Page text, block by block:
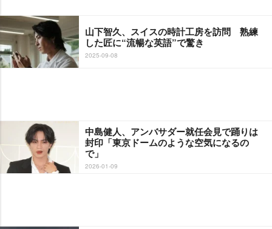
山下智久、スイスの時計工房を訪問 熟練
した匠に“流暢な英語”で驚き
2025-09-08
中島健人、アンバサダー就任会見で踊りは
封印「東京ドームのような空気になるの
で」
2026-01-09